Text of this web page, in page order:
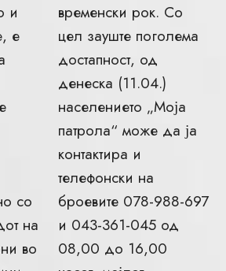
и
е
со
на
во
697
од